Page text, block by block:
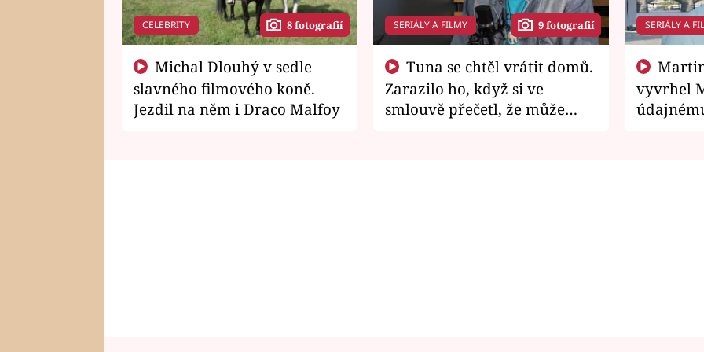
CELEBRITY 8 fotografií
slavného filmového koně.
Jezdil na něm i Draco Malfoy
SERIÁLY A FILMY 9 fotografií
Zarazilo ho, když si ve
smlouvě přečetl, že může
SERIÁLY A
vyvrhel